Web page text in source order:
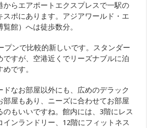
からエアポートエクスプレスで一駅の
スポにあります。アジアワールド・エ
館）へは徒歩数分。
プンで比較的新しいです。スタンダー
ですが、空港近くでリーズナブルに泊
です。
ドなお部屋以外にも、広めのデラック
部屋もあり、ニーズに合わせてお部屋
のもいいですね。館内には、3階にレス
インランドリー、12階にフィットネス